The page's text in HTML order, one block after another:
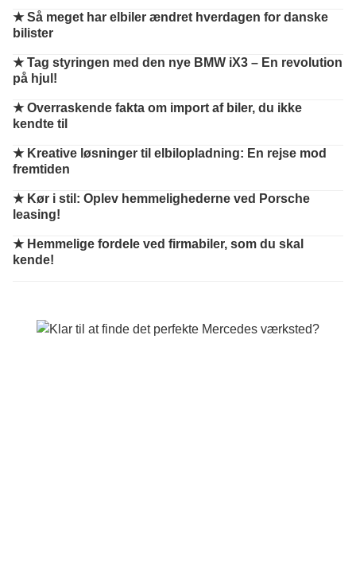
★Så meget har elbiler ændret hverdagen for danske
bilister
★Tag styringen med den nye BMW iX3 – En revolution
på hjul!
★Overraskende fakta om import af biler, du ikke
kendte til
★ Kreative løsninger til elbilopladning: En rejse mod
fremtiden
★ Kør i stil: Oplev hemmelighederne ved Porsche
leasing!
★ Hemmelige fordele ved firmabiler, som du skal
kende!